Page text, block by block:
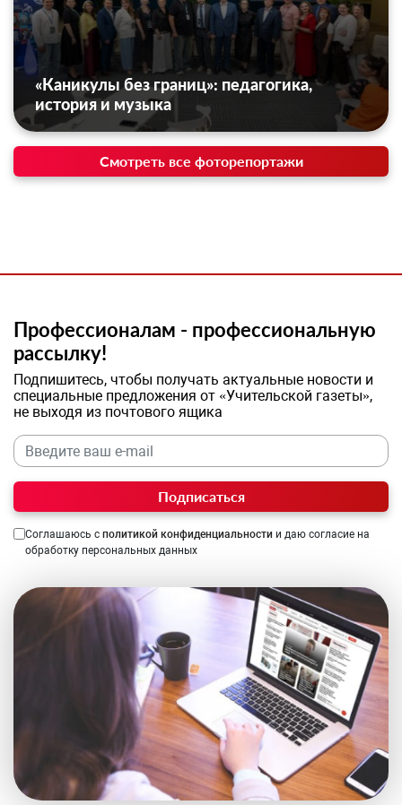
«Каникулы без границ»: педагогика,
история и музыка
Смотреть все фоторепортажи
Профессионалам - профессиональную
рассылку!
Подпишитесь, чтобы получать актуальные новости и
специальные предложения от «Учительской газеты»,
не выходя из почтового ящика
Подписаться
Соглашаюсь с политикой конфиденциальности и даю согласие на
обработку персональных данных